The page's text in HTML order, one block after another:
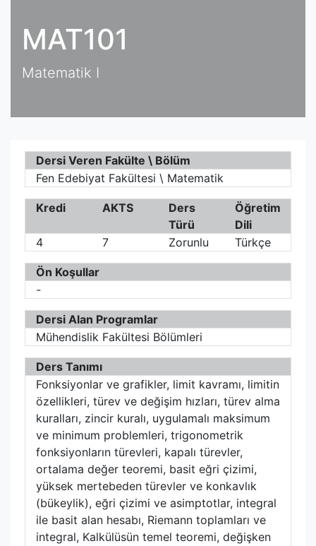
MAT101
Matematik I
Dersi Veren Fakülte \ Bölüm
Fen Edebiyat Fakültesi \ Matematik
Kredi AKTS
Ders
Türü
Öğretim
Dili
4
7 Zorunlu Türkçe
Ön Koşullar
-
Dersi Alan Programlar
Mühendislik Fakültesi Bölümleri
Ders Tanımı
Fonksiyonlar ve grafikler, limit kavramı, limitin
özellikleri, türev ve değişim hızları, türev alma
kuralları, zincir kuralı, uygulamalı maksimum
ve minimum problemleri, trigonometrik
fonksiyonların türevleri, kapalı türevler,
ortalama değer teoremi, basit eğri çizimi,
yüksek mertebeden türevler ve konkavlık
(bükeylik), eğri çizimi ve asimptotlar, integral
ile basit alan hesabı, Riemann toplamları ve
integral, Kalkülüsün temel teoremi, değişken